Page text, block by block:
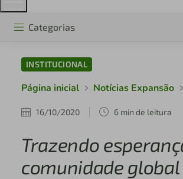
Categorias
INSTITUCIONAL
Página inicial Notícias Expansão
16/10/2020 6 min de leitura
Trazendo
comunidade global